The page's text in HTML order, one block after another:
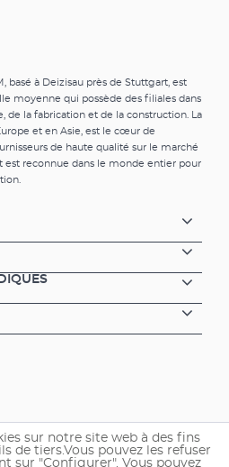
basé à Deizisau près de Stuttgart, est
moyenne qui possède des filiales dans
de la fabrication et de la construction. La
et en Asie, est le cœur de
de haute qualité sur le marché
reconnue dans le monde entier pour
sur notre site web à des fins
de tiers.Vous pouvez les refuser
sur "Configurer". Vous pouvez